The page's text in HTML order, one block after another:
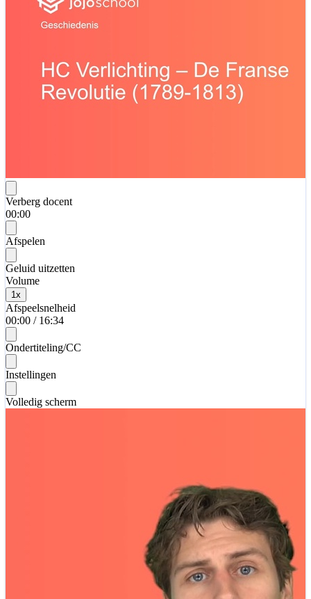
Verberg docent
00:00
Afspelen
Geluid uitzetten
Volume
1 x
Afspeelsnelheid
00:00 / 16:34
Ondertiteling/CC
Instellingen
Volledig scherm